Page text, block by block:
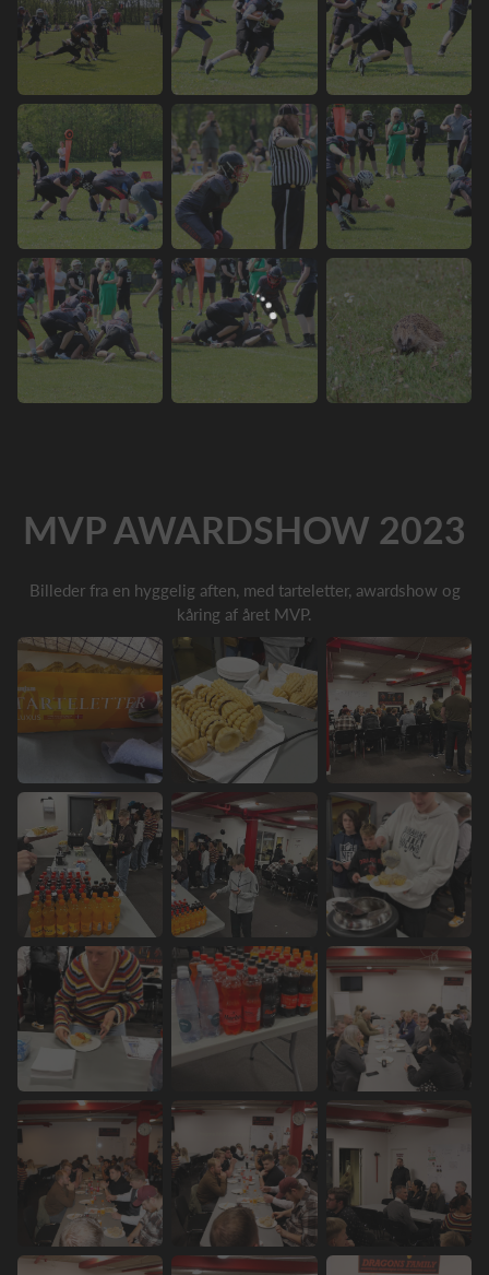
MVP AWARDSHOW 2023
Billeder fra en hyggelig aften, med tarteletter, awardshow og
kåring af året MVP.